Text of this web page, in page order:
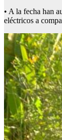
• A la fecha han
eléctricos a